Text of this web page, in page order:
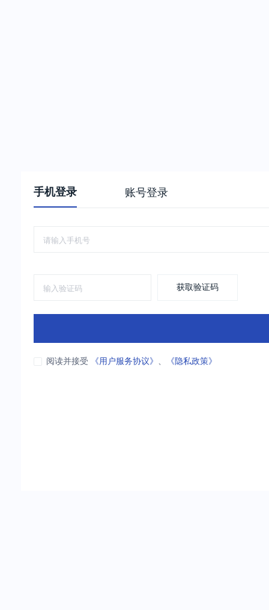
手机登录 账号登录
获取验证码
阅读并接受 《用户服务协议》 、 《隐私政策》